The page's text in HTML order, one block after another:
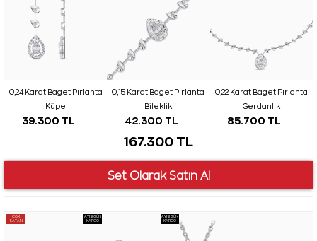
0,24 Karat Baget Pırlanta
Küpe
39.300 TL
0,15 Karat Baget Pırlanta
Bileklik
42.300 TL
0,22 Karat Baget Pırlanta
Gerdanlık
85.700 TL
167.300 TL
ÇOK
SATAN
AYNI GÜN
KARGO
AYNI GÜN
KARGO